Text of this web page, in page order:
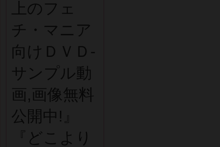
上のフェ
チ・マニア
向けＤＶＤ-
サンプル動
画,画像無料
公開中!』
『どこより